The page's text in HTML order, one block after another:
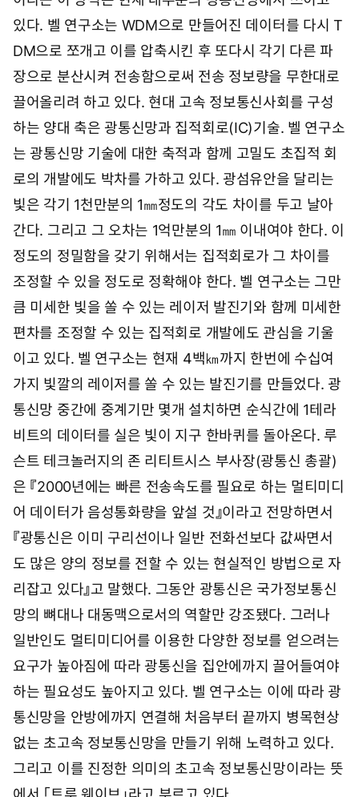
있다. 벨 연구소는 WDM으로 만들어진 데이터를 다시 T
DM으로 쪼개고 이를 압축시킨 후 또다시 각기 다른 파
장으로 분산시켜 전송함으로써 전송 정보량을 무한대로
끌어올리려 하고 있다. 현대 고속 정보통신사회를 구성
하는 양대 축은 광통신망과 집적회로(IC)기술. 벨 연구소
는 광통신망 기술에 대한 축적과 함께 고밀도 초집적 회
로의 개발에도 박차를 가하고 있다. 광섬유안을 달리는
빛은 각기 1천만분의 1㎜정도의 각도 차이를 두고 날아
간다. 그리고 그 오차는 1억만분의 1㎜ 이내여야 한다. 이
정도의 정밀함을 갖기 위해서는 집적회로가 그 차이를
조정할 수 있을 정도로 정확해야 한다. 벨 연구소는 그만
큼 미세한 빛을 쏠 수 있는 레이저 발진기와 함께 미세한
편차를 조정할 수 있는 집적회로 개발에도 관심을 기울
이고 있다. 벨 연구소는 현재 4백㎞까지 한번에 수십여
가지 빛깔의 레이저를 쏠 수 있는 발진기를 만들었다. 광
통신망 중간에 중계기만 몇개 설치하면 순식간에 1테라
비트의 데이터를 실은 빛이 지구 한바퀴를 돌아온다. 루
슨트 테크놀러지의 존 리티트시스 부사장(광통신 총괄)
은 『2000년에는 빠른 전송속도를 필요로 하는 멀티미디
어 데이터가 음성통화량을 앞설 것』이라고 전망하면서
『광통신은 이미 구리선이나 일반 전화선보다 값싸면서
도 많은 양의 정보를 전할 수 있는 현실적인 방법으로 자
리잡고 있다』고 말했다. 그동안 광통신은 국가정보통신
망의 뼈대나 대동맥으로서의 역할만 강조됐다. 그러나
일반인도 멀티미디어를 이용한 다양한 정보를 얻으려는
요구가 높아짐에 따라 광통신을 집안에까지 끌어들여야
하는 필요성도 높아지고 있다. 벨 연구소는 이에 따라 광
통신망을 안방에까지 연결해 처음부터 끝까지 병목현상
없는 초고속 정보통신망을 만들기 위해 노력하고 있다.
그리고 이를 진정한 의미의 초고속 정보통신망이라는 뜻